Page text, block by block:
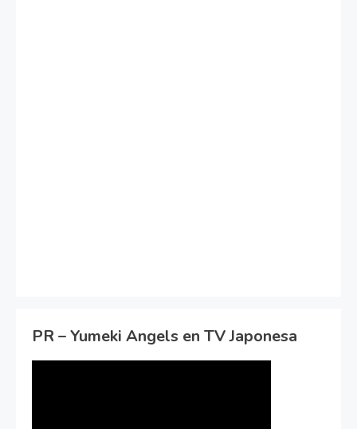
PR – Yumeki Angels en TV Japonesa